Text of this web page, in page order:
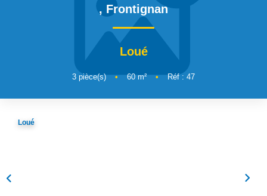
NOS SERVICES
Gestion
, Frontignan
Loué
3 pièce(s) • 60m² • Réf : 47
Loué